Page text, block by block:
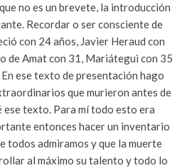
no es un brevete, la introducción
Recordar o ser consciente de
con 24 años, Javier Heraud con
de Amat con 31, Mariátegui con 35
ese texto de presentación hago
que murieron antes de
ese texto. Para mí todo esto era
entonces hacer un inventario
todos admiramos y que la muerte
al máximo su talento y todo lo